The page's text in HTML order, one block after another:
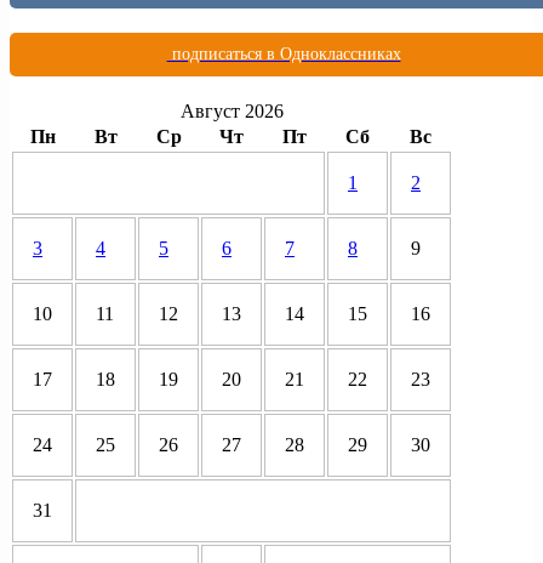
подписаться в Одноклассниках
Август 2026
Пн
Вт Ср Чт Пт Сб Вс
1 2
3 4 5 6 7 8 9
10 11 12 13 14 15 16
17 18 19 20 21 22 23
24 25 26 27 28 29 30
31